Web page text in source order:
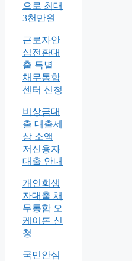
으로 최대
3천만원
근로자안
심전환대
출 특별
채무통합
센터 신청
비상금대
출 대출세
상 소액
저신용자
대출 안내
개인회생
자대출 채
무통합 오
케이론 신
청
국민안심